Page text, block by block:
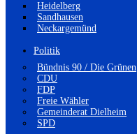
Heidelberg
Sandhausen
Neckargemünd
Politik
Bündnis 90 / Die Grünen
CDU
FDP
Freie Wähler
Gemeinderat Dielheim
SPD